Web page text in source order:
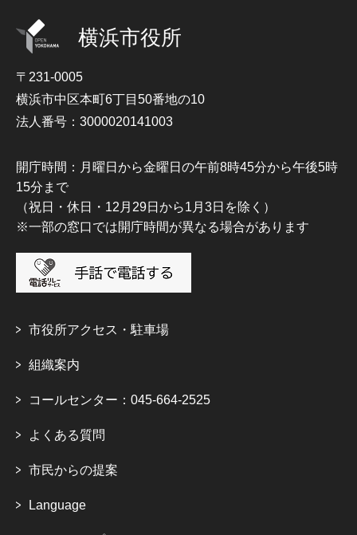
横浜市役所
〒231-0005
横浜市中区本町6丁目50番地の10
法人番号：3000020141003
開庁時間：月曜日から金曜日の午前8時45分から午後5時
15分まで
（祝日・休日・12月29日から1月3日を除く）
※一部の窓口では開庁時間が異なる場合があります
市役所アクセス・駐車場
組織案内
コールセンター：045-664-2525
よくある質問
市民からの提案
Language